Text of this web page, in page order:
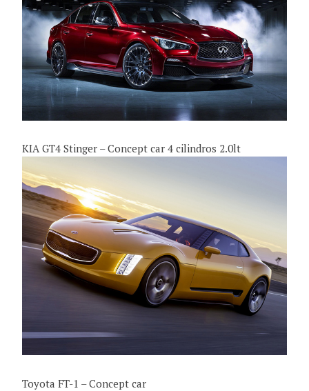
KIA GT4 Stinger – Concept car 4 cilindros 2.0lt
Toyota FT-1 – Concept car